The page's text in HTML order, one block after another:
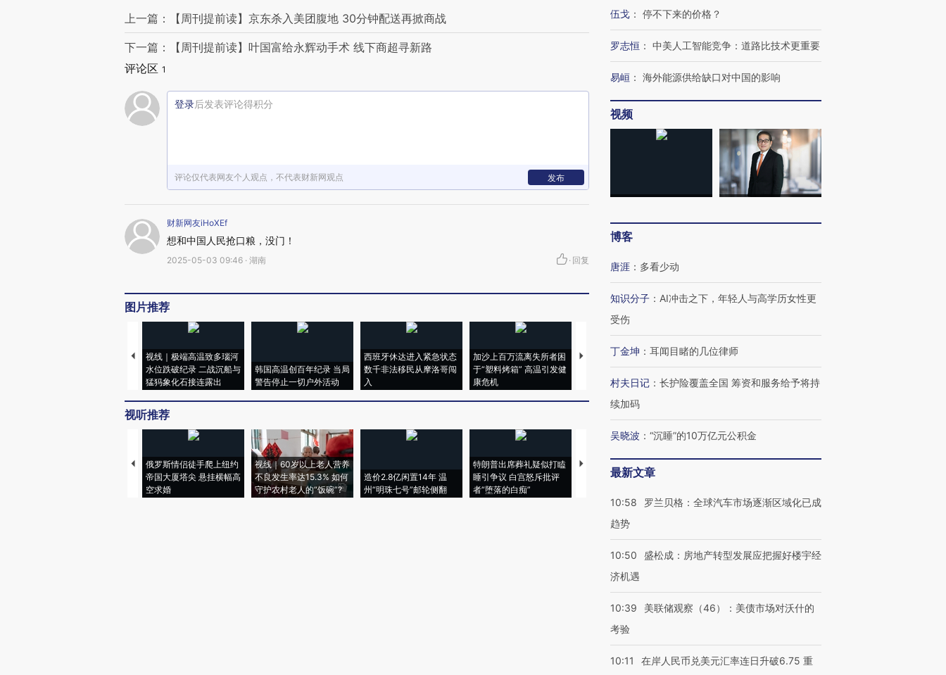
上一篇：【周刊提前读】京东杀入美团腹地 30分钟配送再掀商战
下一篇：【周刊提前读】叶国富给永辉动手术 线下商超寻新路
评论区 1
登录后发表评论得积分
评论仅代表网友个人观点，不代表财新网观点 发布
财新网友iHoXEf
想和中国人民抢口粮，没门！
2025-05-03 09:46 · 湖南 · 回复
图片推荐
视线｜极端高温致多瑙河
水位跌破纪录 二战沉船与
猛犸象化石接连露出
韩国高温创百年纪录 当局
警告停止一切户外活动
西班牙休达进入紧急状态
数千非法移民从摩洛哥闯
入
加沙上百万流离失所者困
于“塑料烤箱” 高温引发健
康危机
马航飞行员跨国走私7万
粒摇头丸 尿检体内含3种
泽连斯基密集出访美英 索
要防空导弹“救急”
秘鲁纳斯卡观光飞机坠毁
13人遇难
视听推荐
俄罗斯情侣徒手爬上纽约
帝国大厦塔尖 悬挂横幅高
空求婚
视线｜60岁以上老人营养
不良发生率达15.3% 如何
守护农村老人的“饭碗”?
造价2.8亿闲置14年 温
州“明珠七号”邮轮侧翻
特朗普出席葬礼疑似打瞌
睡引争议 白宫怒斥批评
者“堕落的白痴”
视线｜全球最热百城独占
97个 印度如何熬过48°C
伍戈 ： 停不下来的价格？
罗志恒 ： 中美人工智能竞争：道路比技术更重要
易峘 ： 海外能源供给缺口对中国的影响
视频
博客
唐涯 ： 多看少动
知识分子 ： AI冲击之下，年轻人与高学历女性更
受伤
丁金坤 ： 耳闻目睹的几位律师
村夫日记 ： 长护险覆盖全国 筹资和服务给予将持
续加码
吴晓波 ： “沉睡”的10万亿元公积金
最新文章
10:58
罗兰贝格：全球汽车市场逐渐区域化已成
趋势
10:50
盛松成：房地产转型发展应把握好楼宇经
济机遇
10:39
美联储观察（46）：美债市场对沃什的
考验
10:11
在岸人民币兑美元汇率连日升破6.75 重